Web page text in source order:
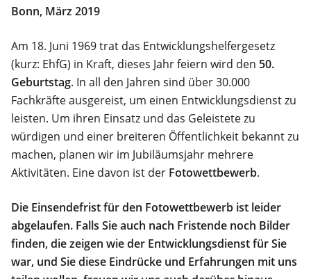
Bonn, März 2019
Am 18. Juni 1969 trat das Entwicklungshelfergesetz
(kurz: EhfG) in Kraft, dieses Jahr feiern wird den 50.
Geburtstag. In all den Jahren sind über 30.000
Fachkräfte ausgereist, um einen Entwicklungsdienst zu
leisten. Um ihren Einsatz und das Geleistete zu
würdigen und einer breiteren Öffentlichkeit bekannt zu
machen, planen wir im Jubiläumsjahr mehrere
Aktivitäten. Eine davon ist der Fotowettbewerb.
Die Einsendefrist für den Fotowettbewerb ist leider
abgelaufen. Falls Sie auch nach Fristende noch Bilder
finden, die zeigen wie der Entwicklungsdienst für Sie
war, und Sie diese Eindrücke und Erfahrungen mit uns